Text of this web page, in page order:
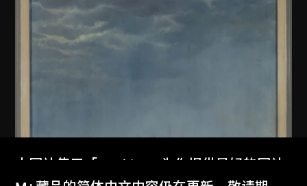
本网站使用「Cookies」为你提供最好的网站